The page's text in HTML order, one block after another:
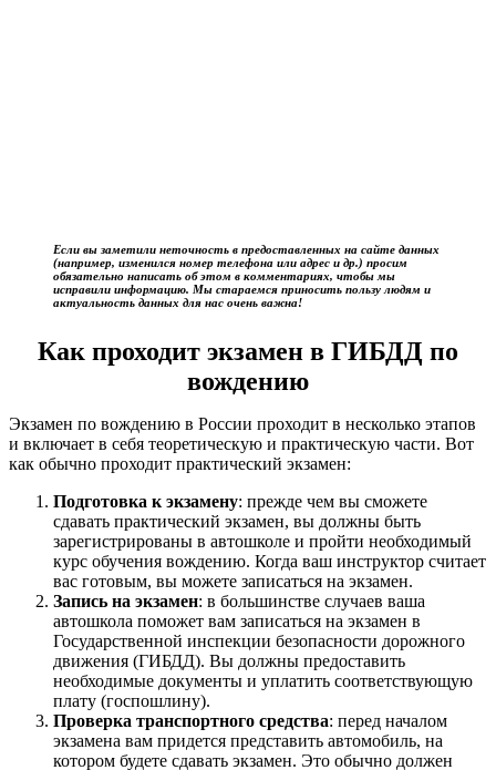
Если вы заметили неточность в предоставленных на сайте данных
(например, изменился номер телефона или адрес и др.) просим
обязательно написать об этом в комментариях, чтобы мы
исправили информацию. Мы стараемся приносить пользу людям и
актуальность данных для нас очень важна!
Как проходит экзамен в ГИБДД по
вождению
Экзамен по вождению в России проходит в несколько этапов
и включает в себя теоретическую и практическую части. Вот
как обычно проходит практический экзамен:
Подготовка к экзамену: прежде чем вы сможете
сдавать практический экзамен, вы должны быть
зарегистрированы в автошколе и пройти необходимый
курс обучения вождению. Когда ваш инструктор считает
вас готовым, вы можете записаться на экзамен.
Запись на экзамен: в большинстве случаев ваша
автошкола поможет вам записаться на экзамен в
Государственной инспекции безопасности дорожного
движения (ГИБДД). Вы должны предоставить
необходимые документы и уплатить соответствующую
плату (госпошлину).
Проверка транспортного средства: перед началом
экзамена вам придется представить автомобиль, на
котором будете сдавать экзамен. Это обычно должен